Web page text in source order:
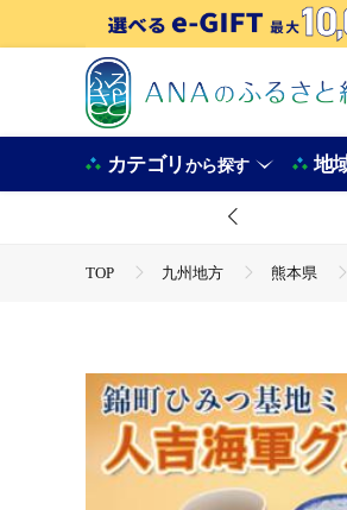
カテゴリから探す 地
TOP 九州地方 熊本県